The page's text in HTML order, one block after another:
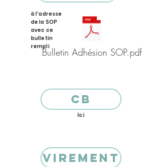
à l'adresse
de la SOP
avec ce
bulletin
rempliBulletin Adhésion SOP.pdf
CB
Ici
Virement